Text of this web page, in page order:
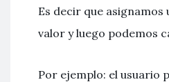
Es decir que asignamos
valor y luego podemos
Por ejemplo: el usuario